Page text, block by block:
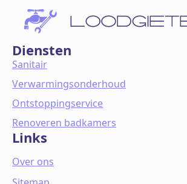
Diensten
Sanitair
Verwarmingsonderhoud
Ontstoppingservice
Renoveren badkamers
Links
Over ons